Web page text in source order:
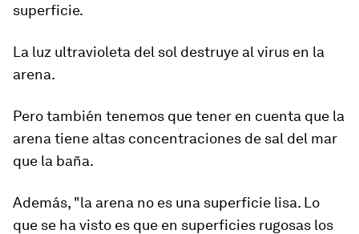
superficie.
La luz ultravioleta del sol destruye al virus en la
arena.
Pero también tenemos que tener en cuenta que la
arena tiene altas concentraciones de sal del mar
que la baña.
Además, "la arena no es una superficie lisa. Lo
que se ha visto es que en superficies rugosas los